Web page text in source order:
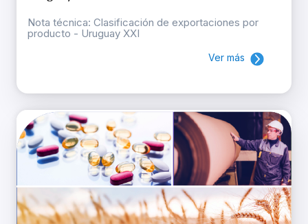
Nota técnica: Clasificación de exportaciones por
producto - Uruguay XXI
Ver más